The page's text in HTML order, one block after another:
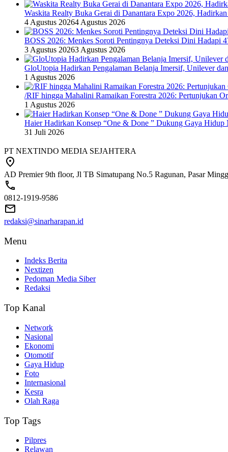
Waskita Realty Buka Gerai di Danantara Expo 2026,
4 Agustus 20264 Agustus 2026
BOSS 2026: Menkes Soroti Pentingnya Deteksi Dini Hadapi
3 Agustus 20263 Agustus 2026
GloUtopia Hadirkan Pengalaman Belanja Imersif, Unilever
1 Agustus 2026
/RIF hingga Mahalini Ramaikan Forestra 2026: Pertunjukan
1 Agustus 2026
Haier Hadirkan Konsep “One & Done ” Dukung Gaya Hidup
31 Juli 2026
PT NEXTINDO MEDIA SEJAHTERA
AD Premier 9th floor, Jl TB Simatupang No.5 Ragunan, Pasar
0812-1919-9586
redaksi@sinarharapan.id
Menu
Indeks Berita
Nextizen
Pedoman Media Siber
Redaksi
Top Kanal
Network
Nasional
Ekonomi
Otomotif
Gaya Hidup
Foto
Internasional
Kesra
Olah Raga
Top Tags
Pilpres
Relawan